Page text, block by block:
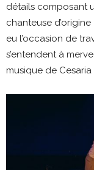
détails composant
chanteuse
eu l’occasion de
s’entendent à
musique de Cesaria